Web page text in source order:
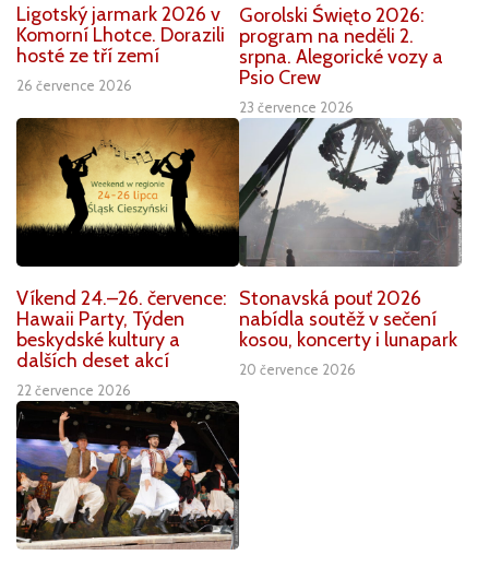
Ligotský jarmark 2026 v
Komorní Lhotce. Dorazili
hosté ze tří zemí
26 července 2026
Gorolski Święto 2026:
program na neděli 2.
srpna. Alegorické vozy a
Psio Crew
23 července 2026
Víkend 24.–26. července:
Hawaii Party, Týden
beskydské kultury a
dalších deset akcí
22 července 2026
Stonavská pouť 2026
nabídla soutěž v sečení
kosou, koncerty i lunapark
20 července 2026